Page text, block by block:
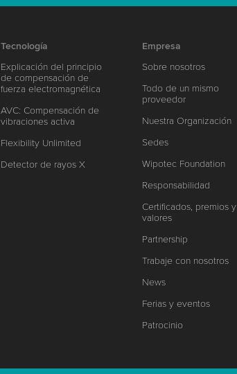
Tecnología
Explicación del principio
de compensación de
fuerza electromagnética
AVC: Compensación de
vibraciones activa
Flexibility Unlimited
Detector de rayos X
Empresa
Sobre nosotros
Todo de un mismo
proveedor
Nuestra Organización
Sedes
Wipotec Foundation
Responsabilidad
Certificados, premios y
valores
Partnership
Trabaje con nosotros
News
Ferias y eventos
Patrocinio